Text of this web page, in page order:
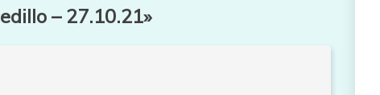
– 27.10.21»